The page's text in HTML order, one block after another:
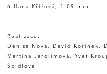
6 Hana Křížová, 1:09 min.
Realizace:
Denisa Nová, David Kořínek,
Martina Jarolímová, Yvet
Špidlová